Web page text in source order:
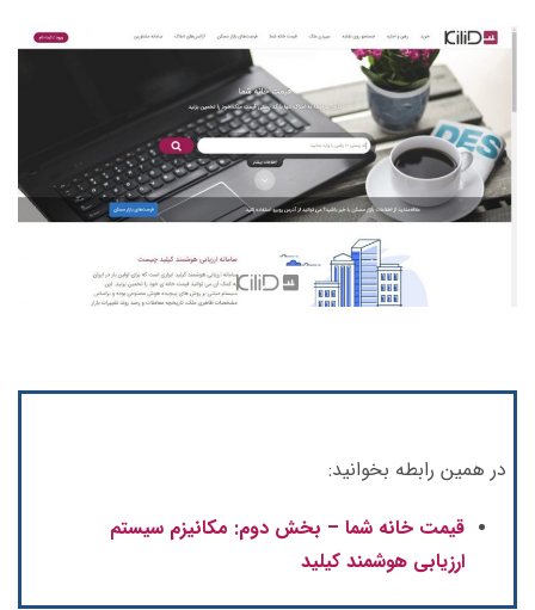
در همین رابطه بخوانید:
قیمت خانه شما – بخش دوم: مکانیزم سیستم
ارزیابی هوشمند کیلید